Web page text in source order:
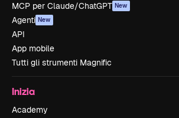
MCP per Claude/ChatGPT New
Agenti New
API
App mobile
Tutti gli strumenti Magnific
Inizia
Academy